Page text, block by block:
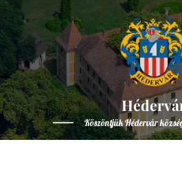
Köszöntjük Hédervár